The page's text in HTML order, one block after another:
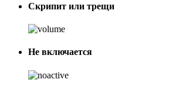
Скрипит или трещи
Не включается